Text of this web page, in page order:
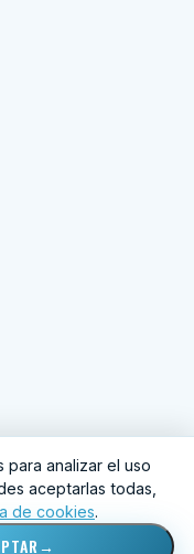
·Preferencias
analizar el uso
aceptarlas todas,
de cookies.